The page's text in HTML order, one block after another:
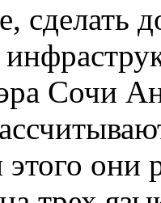
сделать
Сочи
они